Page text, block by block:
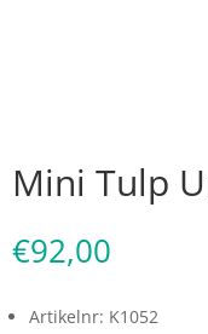
Mini Tulp
€92,00
Artikelnr: K1052